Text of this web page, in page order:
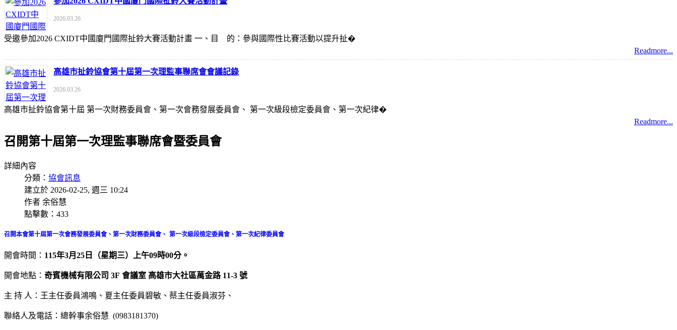
2026.03.26
受邀參加2026 CXIDT中國廈門國際扯鈴大賽活動計畫 一、目 的：參與國際性比賽活動以提升扯�
Readmore...
高雄市扯鈴協會第十屆第一次理監事聯席會會議記錄
2026.03.26
高雄市扯鈴協會第十屆 第一次財務委員會、第一次會務發展委員會、 第一次級段檢定委員會、第一次紀律�
Readmore...
召開第十屆第一次理監事聯席會暨委員會
詳細內容
分類： 協會訊息
建立於 2026-02-25, 週三 10:24
作者 余俗慧
點擊數：433
召開本會第十屆第一次會務發展委員會、 第一次財務委員會、 第一次級段檢定委員會、 第一次紀律委員會
開會時間： 115年3月25日（星期三）上午09時00分。
開會地點： 奇賓機械有限公司 3F 會議室 高雄市大社區萬金路 11-3 號
主 持 人：王主任委員鴻鳴、夏主任委員碧敏、蔡主任委員淑芬、
聯絡人及電話：總幹事余俗慧 (0983181370)